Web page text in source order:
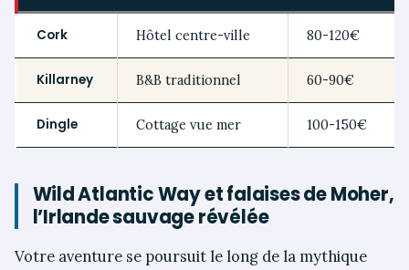
Cork Hôtel centre-ville 80-120€
Killarney B&B traditionnel 60-90€
Dingle Cottage vue mer 100-150€
Wild Atlantic Way et falaises de Moher,
l’Irlande sauvage révélée
Votre aventure se poursuit le long de la mythique